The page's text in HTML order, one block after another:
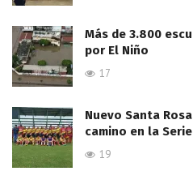
Más de 3.800
por El Niño
17
Nuevo Santa
camino en la
19